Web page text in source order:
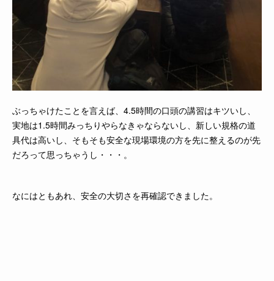
ぶっちゃけたことを言えば、4.5時間の口頭の講習はキツいし、
実地は1.5時間みっちりやらなきゃならないし、新しい規格の道
具代は高いし、そもそも安全な現場環境の方を先に整えるのが先
だろって思っちゃうし・・・。
なにはともあれ、安全の大切さを再確認できました。